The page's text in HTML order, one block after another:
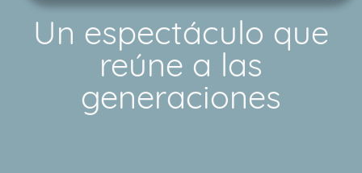
Un espectáculo que
reúne a las
generaciones